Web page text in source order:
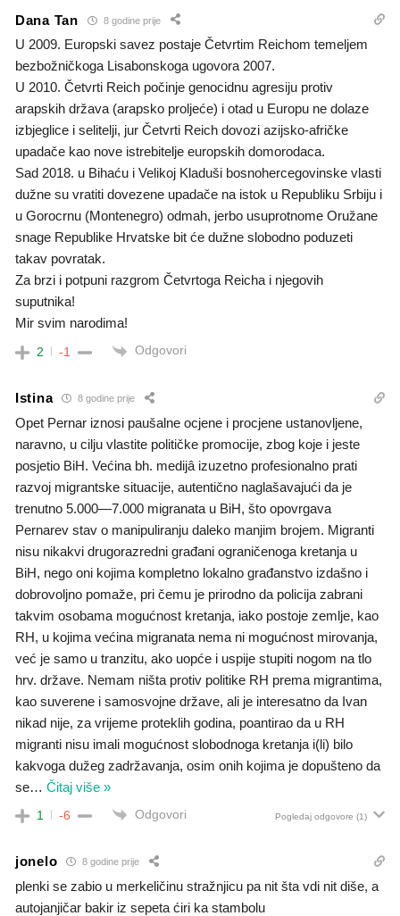
Dana Tan 8 godine prije
U 2009. Europski savez postaje Četvrtim Reichom temeljem
bezbožničkoga Lisabonskoga ugovora 2007.
U 2010. Četvrti Reich počinje genocidnu agresiju protiv
arapskih država (arapsko proljeće) i otad u Europu ne dolaze
izbjeglice i selitelji, jur Četvrti Reich dovozi azijsko-afričke
upadače kao nove istrebitelje europskih domorodaca.
Sad 2018. u Bihaću i Velikoj Kladuši bosnohercegovinske vlasti
dužne su vratiti dovezene upadače na istok u Republiku Srbiju i
u Gorocrnu (Montenegro) odmah, jerbo usuprotnome Oružane
snage Republike Hrvatske bit će dužne slobodno poduzeti
takav povratak.
Za brzi i potpuni razgrom Četvrtoga Reicha i njegovih
suputnika!
Mir svim narodima!
2 -1 Odgovori
Istina 8 godine prije
Opet Pernar iznosi paušalne ocjene i procjene ustanovljene,
naravno, u cilju vlastite političke promocije, zbog koje i jeste
posjetio BiH. Većina bh. medijâ izuzetno profesionalno prati
razvoj migrantske situacije, autentično naglašavajući da je
trenutno 5.000—7.000 migranata u BiH, što opovrgava
Pernarev stav o manipuliranju daleko manjim brojem. Migranti
nisu nikakvi drugorazredni građani ograničenoga kretanja u
BiH, nego oni kojima kompletno lokalno građanstvo izdašno i
dobrovoljno pomaže, pri čemu je prirodno da policija zabrani
takvim osobama mogućnost kretanja, iako postoje zemlje, kao
RH, u kojima većina migranata nema ni mogućnost mirovanja,
već je samo u tranzitu, ako uopće i uspije stupiti nogom na tlo
hrv. države. Nemam ništa protiv politike RH prema migrantima,
kao suverene i samosvojne države, ali je interesatno da Ivan
nikad nije, za vrijeme proteklih godina, poantirao da u RH
migranti nisu imali mogućnost slobodnoga kretanja i(li) bilo
kakvoga dužeg zadržavanja, osim onih kojima je dopušteno da
se… Čitaj više »
1 -6 Odgovori Pogledaj odgovore (1)
jonelo 8 godine prije
plenki se zabio u merkeličinu stražnjicu pa nit šta vdi nit diše, a
autojanjičar bakir iz sepeta ćiri ka stambolu